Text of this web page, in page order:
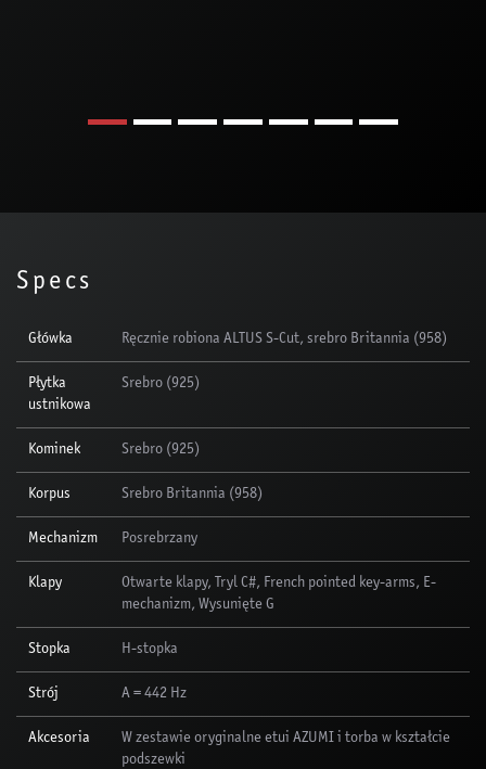
Specs
Główka Ręcznie robiona ALTUS S-Cut, srebro Britannia (958)
Płytka
ustnikowa
Srebro (925)
Kominek Srebro (925)
Korpus Srebro Britannia (958)
Mechanizm Posrebrzany
Klapy
Otwarte klapy, Tryl C#, French pointed key-arms, E-
mechanizm, Wysunięte G
Stopka H-stopka
Strój A = 442 Hz
Akcesoria
W zestawie oryginalne etui AZUMI i torba w kształcie
podszewki